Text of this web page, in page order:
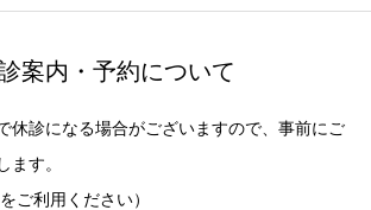
案内・予約について
休診になる場合がございますので、事前にご
ます。
ご利用ください）